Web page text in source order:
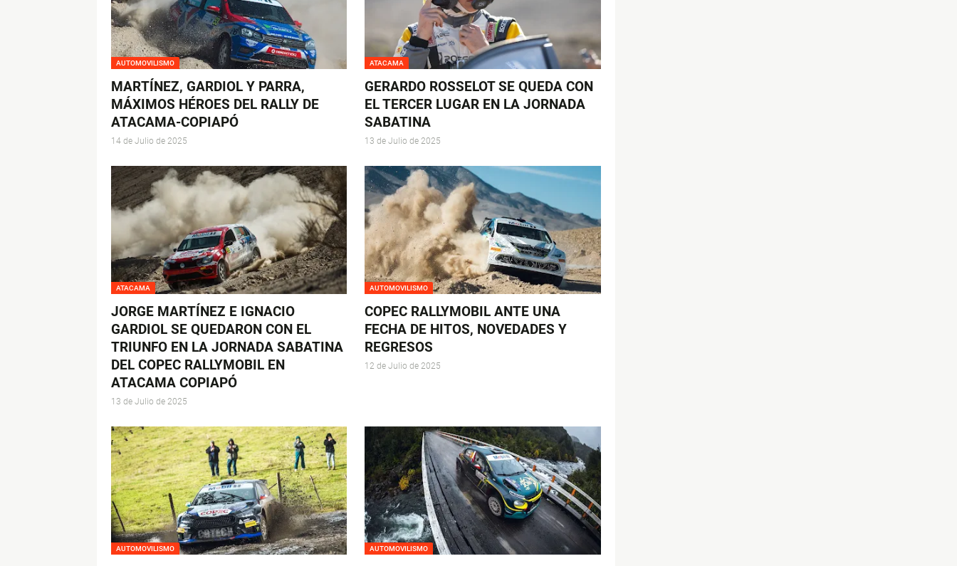
AUTOMOVILISMO
MARTÍNEZ, GARDIOL Y PARRA,
MÁXIMOS HÉROES DEL RALLY DE
ATACAMA-COPIAPÓ
14 de Julio de 2025
ATACAMA
GERARDO ROSSELOT SE QUEDA CON
EL TERCER LUGAR EN LA JORNADA
SABATINA
13 de Julio de 2025
ATACAMA
JORGE MARTÍNEZ E IGNACIO
GARDIOL SE QUEDARON CON EL
TRIUNFO EN LA JORNADA SABATINA
DEL COPEC RALLYMOBIL EN
ATACAMA COPIAPÓ
13 de Julio de 2025
AUTOMOVILISMO
COPEC RALLYMOBIL ANTE UNA
FECHA DE HITOS, NOVEDADES Y
REGRESOS
12 de Julio de 2025
AUTOMOVILISMO AUTOMOVILISMO